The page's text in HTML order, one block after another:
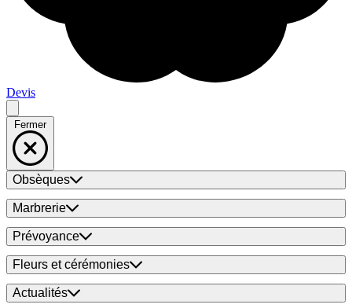
Devis
Fermer
Obsèques
Marbrerie
Prévoyance
Fleurs et cérémonies
Actualités